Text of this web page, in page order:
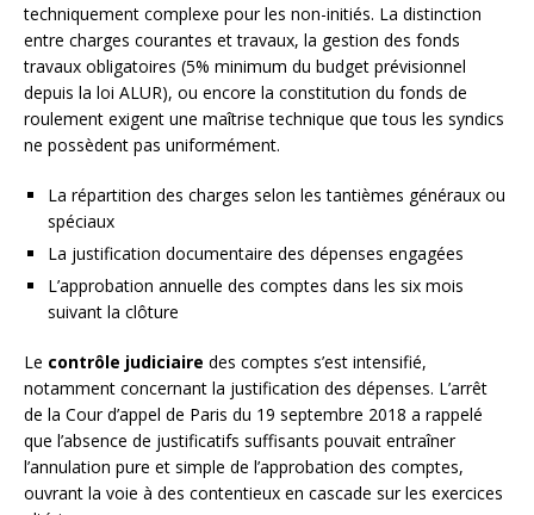
techniquement complexe pour les non-initiés. La distinction
entre charges courantes et travaux, la gestion des fonds
travaux obligatoires (5% minimum du budget prévisionnel
depuis la loi ALUR), ou encore la constitution du fonds de
roulement exigent une maîtrise technique que tous les syndics
ne possèdent pas uniformément.
La répartition des charges selon les tantièmes généraux ou
spéciaux
La justification documentaire des dépenses engagées
L’approbation annuelle des comptes dans les six mois
suivant la clôture
Le contrôle judiciaire des comptes s’est intensifié,
notamment concernant la justification des dépenses. L’arrêt
de la Cour d’appel de Paris du 19 septembre 2018 a rappelé
que l’absence de justificatifs suffisants pouvait entraîner
l’annulation pure et simple de l’approbation des comptes,
ouvrant la voie à des contentieux en cascade sur les exercices